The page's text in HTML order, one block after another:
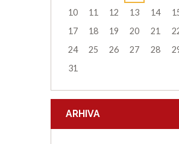
10
11 12 13 14
17
18 19 20 21
24
25 26 27 28
31
ARHIVA